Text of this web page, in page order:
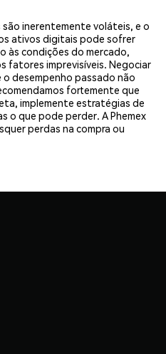
inerentemente voláteis, e o
ativos digitais pode sofrer
às condições do mercado,
fatores imprevisíveis. Negociar
desempenho passado não
fortemente que
implemente estratégias de
o que pode perder. A Phemex
perdas na compra ou